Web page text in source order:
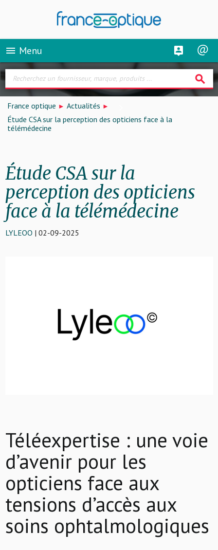
menu Menu
search
France optique
Actualités
Étude CSA sur la perception des opticiens face à la
télémédecine
Étude CSA sur la
perception des opticiens
face à la télémédecine
LYLEOO | 02-09-2025
Téléexpertise : une voie
d’avenir pour les
opticiens face aux
tensions d’accès aux
soins ophtalmologiques